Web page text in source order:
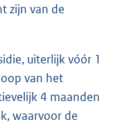
zijn van de
uiterlijk vóór 1
van het
4 maanden
waarvoor de